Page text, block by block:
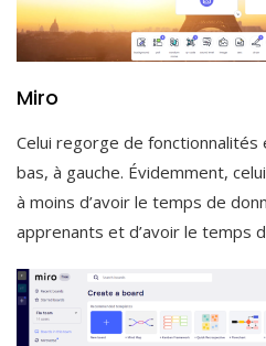
Miro
Celui regorge de fonctionnalités
bas, à gauche. Évidemment,
à moins d’avoir le temps de
apprenants et d’avoir le temps